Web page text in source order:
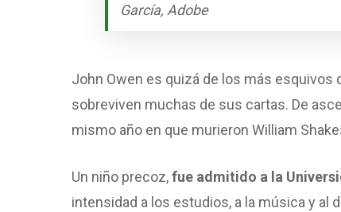
García, Adobe
John Owen es quizá de los más esquivos
sobreviven muchas de sus cartas. De
mismo año en que murieron William
Un niño precoz,fue admitido a la
intensidad a los estudios, a la música y